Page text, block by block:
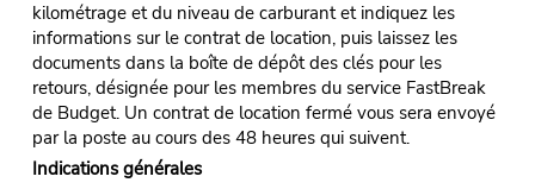
kilométrage et du niveau de carburant et indiquez les
informations sur le contrat de location, puis laissez les
documents dans la boîte de dépôt des clés pour les
retours, désignée pour les membres du service FastBreak
de Budget. Un contrat de location fermé vous sera envoyé
par la poste au cours des 48 heures qui suivent.
Indications générales